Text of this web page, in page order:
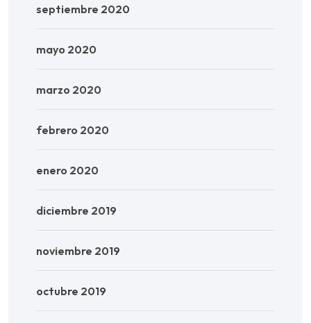
septiembre 2020
mayo 2020
marzo 2020
febrero 2020
enero 2020
diciembre 2019
noviembre 2019
octubre 2019